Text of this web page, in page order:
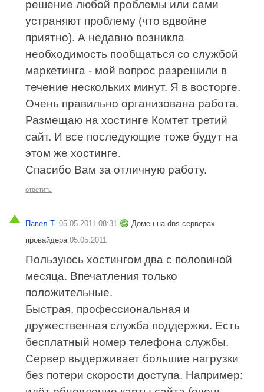
решение любой проблемы или сами
устраняют проблему (что вдвойне
приятно). А недавно возникла
необходимость пообщаться со службой
маркетинга - мой вопрос разрешили в
течение нескольких минут. Я в восторге.
Очень правильно организована работа.
Размещаю на хостинге Комтет третий
сайт. И все последующие тоже будут на
этом же хостинге.
Спасибо Вам за отличную работу.
ответить
Павел Т. 05.05.2011 08:31
Домен на dns-серверах
провайдера05.05.2011
Пользуюсь хостингом два с половиной
месяца. Впечатления только
положительные.
Быстрая, профессиональная и
дружественная служба поддержки. Есть
бесплатный номер телефона службы.
Сервер выдерживает большие нагрузки
без потери скорости доступа. Например: